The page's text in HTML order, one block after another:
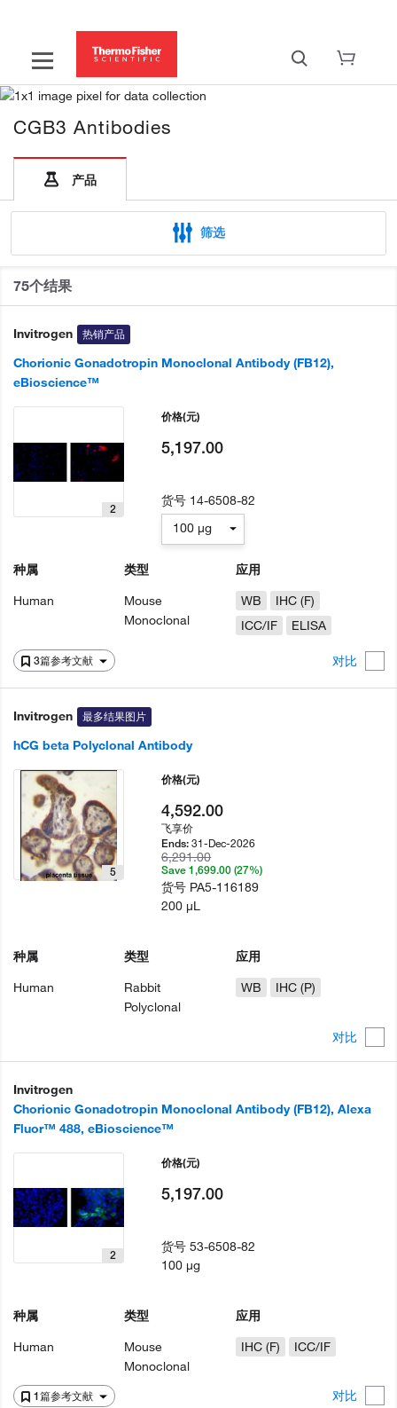
CGB3 Antibodies
产品
筛选
75个结果
Invitrogen 热销产品
Chorionic Gonadotropin Monoclonal Antibody (FB12),
eBioscience™
3篇参考文献 对比
2
种属
Human
类型
Mouse
Monoclonal
应用
WB
IHC (F)
ICC/IF
ELISA
价格(元)
5,197.00
货号 14-6508-82
100 µg
Invitrogen 最多结果图片
hCG beta Polyclonal Antibody
对比
5
种属
Human
类型
Rabbit
Polyclonal
应用
WB
IHC (P)
价格(元)
4,592.00
飞享价
Ends:31-Dec-2026
6,291.00
Save 1,699.00 (27%)
货号 PA5-116189
200 µL
Invitrogen
Chorionic Gonadotropin Monoclonal Antibody (FB12), Alexa
Fluor™ 488, eBioscience™
1篇参考文献 对比
2
种属
Human
类型
Mouse
Monoclonal
应用
IHC (F)
ICC/IF
价格(元)
5,197.00
货号53-6508-82
100 µg